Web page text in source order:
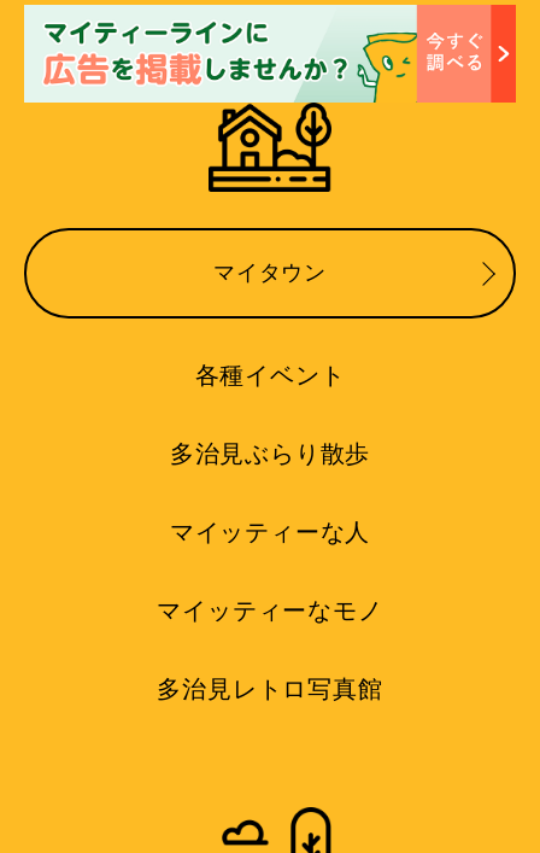
マイタウン
各種イベント
多治見ぶらり散歩
マイッティーな人
マイッティーなモノ
多治見レトロ写真館